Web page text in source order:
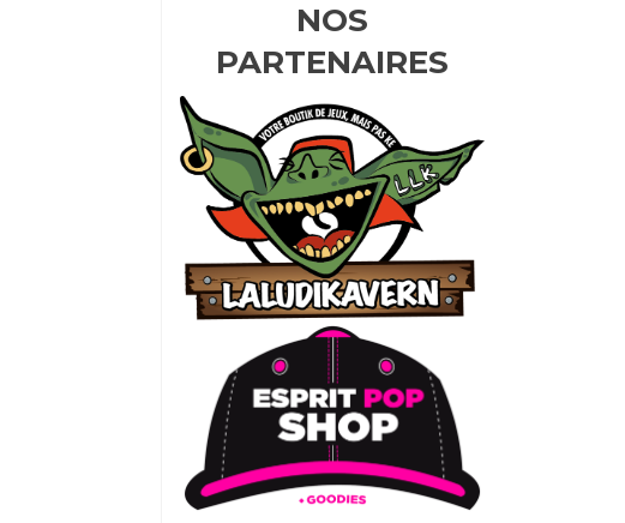
NOS
PARTENAIRES